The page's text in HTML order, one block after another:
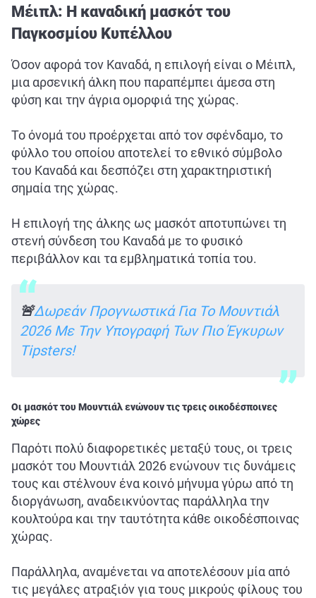
Μέιπλ: Η καναδική μασκότ του
Παγκοσμίου Κυπέλλου
Όσον αφορά τον Καναδά, η επιλογή είναι ο Μέιπλ,
μια αρσενική άλκη που παραπέμπει άμεσα στη
φύση και την άγρια ομορφιά της χώρας.
Το όνομά του προέρχεται από τον σφένδαμο, το
φύλλο του οποίου αποτελεί το εθνικό σύμβολο
του Καναδά και δεσπόζει στη χαρακτηριστική
σημαία της χώρας.
Η επιλογή της άλκης ως μασκότ αποτυπώνει τη
στενή σύνδεση του Καναδά με το φυσικό
περιβάλλον και τα εμβληματικά τοπία του.
🚨Δωρεάν Προγνωστικά Για Το Μουντιάλ
2026 Με Την Υπογραφή Των Πιο Έγκυρων
Tipsters!
Οι μασκότ του Μουντιάλ ενώνουν τις τρεις οικοδέσποινες
χώρες
Παρότι πολύ διαφορετικές μεταξύ τους, οι τρεις
μασκότ του Μουντιάλ 2026 ενώνουν τις δυνάμεις
τους και στέλνουν ένα κοινό μήνυμα γύρω από τη
διοργάνωση, αναδεικνύοντας παράλληλα την
κουλτούρα και την ταυτότητα κάθε οικοδέσποινας
χώρας.
Παράλληλα, αναμένεται να αποτελέσουν μία από
τις μεγάλες ατραξιόν για τους μικρούς φίλους του